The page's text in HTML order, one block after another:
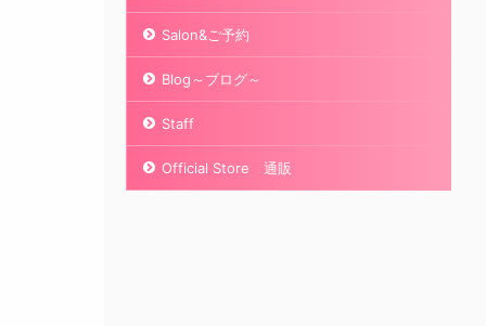
Salon&ご予約
Blog～ブログ～
Staff
Official Store 通販